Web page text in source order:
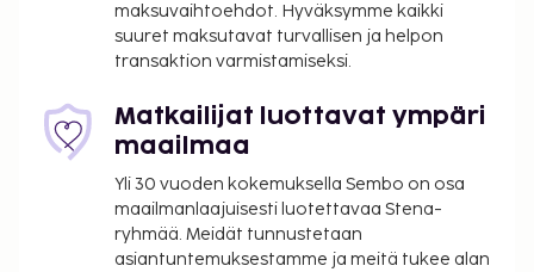
maksuvaihtoehdot. Hyväksymme kaikki
suuret maksutavat turvallisen ja helpon
transaktion varmistamiseksi.
Matkailijat luottavat ympäri
maailmaa
Yli 30 vuoden kokemuksella Sembo on osa
maailmanlaajuisesti luotettavaa Stena-
ryhmää. Meidät tunnustetaan
asiantuntemuksestamme ja meitä tukee alan